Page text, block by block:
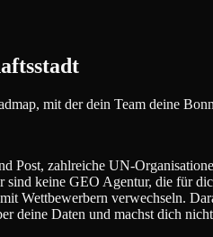
mit der dein Team deine
zahlreiche UN-
keine GEO Agentur, die für
Wettbewerbern verwechseln.
deine Daten und machst dich